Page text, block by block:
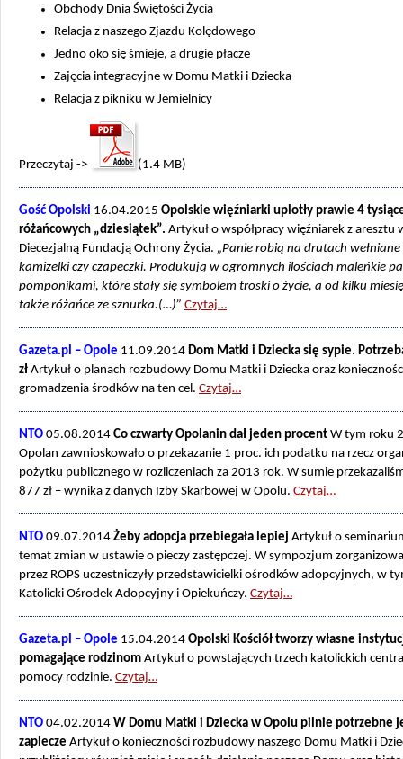
Obchody Dnia Świętości Życia
Relacja z naszego Zjazdu Kolędowego
Jedno oko się śmieje, a drugie płacze
Zajęcia integracyjne w Domu Matki i Dziecka
Relacja z pikniku w Jemielnicy
Przeczytaj -> (1.4 MB)
Gość Opolski 16.04.2015 Opolskie więźniarki uplotły prawie 4
różańcowych „dziesiątek”. Artykuł o współpracy więźniarek z aresztu
Diecezjalną Fundacją Ochrony Życia. „Panie robią na drutach
kamizelki czy czapeczki. Produkują w ogromnych ilościach maleńkie
pomponikami, które stały się symbolem troski o życie, a od kilku
także różańce ze sznurka.(…)” Czytaj…
Gazeta.pl – Opole 11.09.2014 Dom Matki i Dziecka się sypie.
zł Artykuł o planach rozbudowy Domu Matki i Dziecka oraz
gromadzenia środków na ten cel. Czytaj…
NTO 05.08.2014 Co czwarty Opolanin dał jeden procent W tym roku
Opolan zawnioskowało o przekazanie 1 proc. ich podatku na rzecz
pożytku publicznego w rozliczeniach za 2013 rok. W sumie
877 zł – wynika z danych Izby Skarbowej w Opolu. Czytaj…
NTO 09.07.2014 Żeby adopcja przebiegała lepiej Artykuł o
temat zmian w ustawie o pieczy zastępczej. W sympozjum
przez ROPS uczestniczyły przedstawicielki ośrodków adopcyjnych, w
Katolicki Ośrodek Adopcyjny i Opiekuńczy. Czytaj…
Gazeta.pl – Opole 15.04.2014 Opolski Kościół tworzy własne
pomagające rodzinom Artykuł o powstających trzech katolickich
pomocy rodzinie. Czytaj…
NTO 04.02.2014 W Domu Matki i Dziecka w Opolu pilnie potrzebne
zaplecze Artykuł o konieczności rozbudowy naszego Domu Matki i